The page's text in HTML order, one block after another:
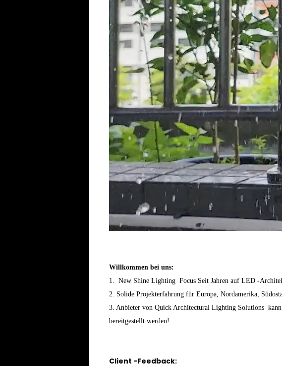
Willkommen bei uns:
1. New Shine Lighting Focus Seit Jahren auf LED -
2. Solide Projekterfahrung für Europa, Nordamerika,
3. Anbieter von Quick Architectural Lighting Solutions
bereitgestellt werden!
Client -Feedback: